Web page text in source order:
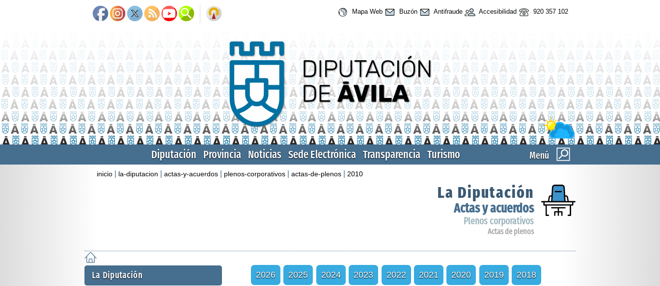
Mapa Web Buzón Antifraude Accesibilidad 920 357 102
Menú
Diputación Provincia Noticias Sede Electrónica Transparencia Turismo
inicio la-diputacion actas-y-acuerdos plenos-corporativos actas-de-plenos 2010
La Diputación
Actas y acuerdos
Plenos corporativos
Actas de plenos
La Diputación 2026 2025 2024 2023 2022 2021 2020 2019 2018